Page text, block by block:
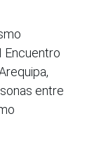
Encuentro
entre